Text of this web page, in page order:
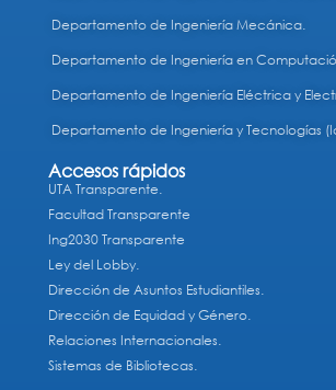
Departamento de Ingeniería Mecánica.
Departamento de Ingeniería en
Departamento de Ingeniería Eléctrica y
Departamento de Ingeniería y Tecnologías
Accesos rápidos
UTA Transparente.
Facultad Transparente
Ing2030 Transparente
Ley del Lobby.
Dirección de Asuntos Estudiantiles.
Dirección de Equidad y Género.
Relaciones Internacionales.
Sistemas de Bibliotecas.